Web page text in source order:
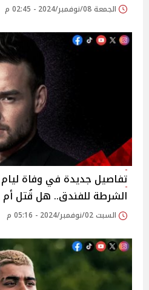
الجمعة 08/نوفمبر/2024 - 02:45 م
تفاصيل جديدة في وفاة
الشرطة للفندق.. هل قُتل أم
السبت 02/نوفمبر/2024 - 05:16 م